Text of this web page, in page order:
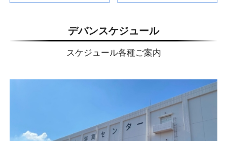
デバンスケジュール
スケジュール各種ご案内